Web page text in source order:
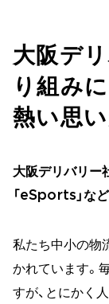
大阪デ
り組み
熱い思い
大阪デリバリー
「eSports」な
私たち中小の物
かれています。
すが、とにかく